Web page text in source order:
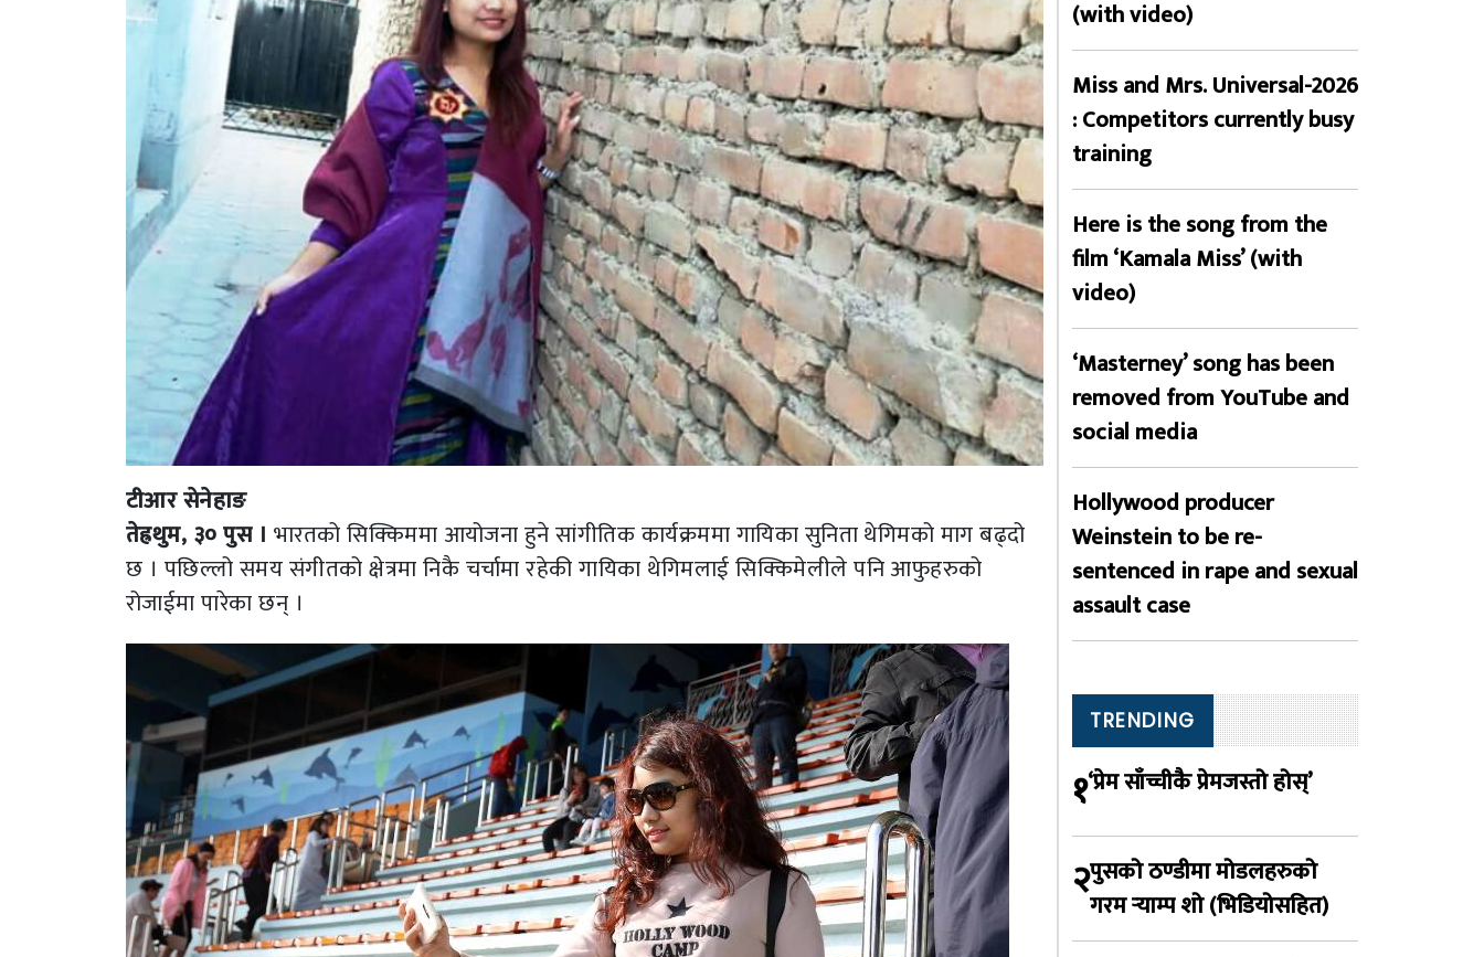
टीआर सेनेहाङ
तेह्रथुम, ३० पुस । भारतको सिक्किममा आयोजना हुने सांगीतिक कार्यक्रममा गायिका सुनिता थेगिमको माग बढ्दो
छ । पछिल्लो समय संगीतको क्षेत्रमा निकै चर्चामा रहेकी गायिका थेगिमलाई सिक्किमेलीले पनि आफुहरुको
रोजाईमा पारेका छन् ।
(with video)
Miss and Mrs. Universal-2026
: Competitors currently busy
training
Here is the song from the
film ‘Kamala Miss’ (with
video)
‘Masterney’ song has been
removed from YouTube and
social media
Hollywood producer
Weinstein to be re-
sentenced in rape and sexual
assault case
TRENDING
१‘प्रेम साँच्चीकै प्रेमजस्तो होस्’
२पुसको ठण्डीमा मोडलहरुको
गरम र्‍याम्प शो (भिडियोसहित)